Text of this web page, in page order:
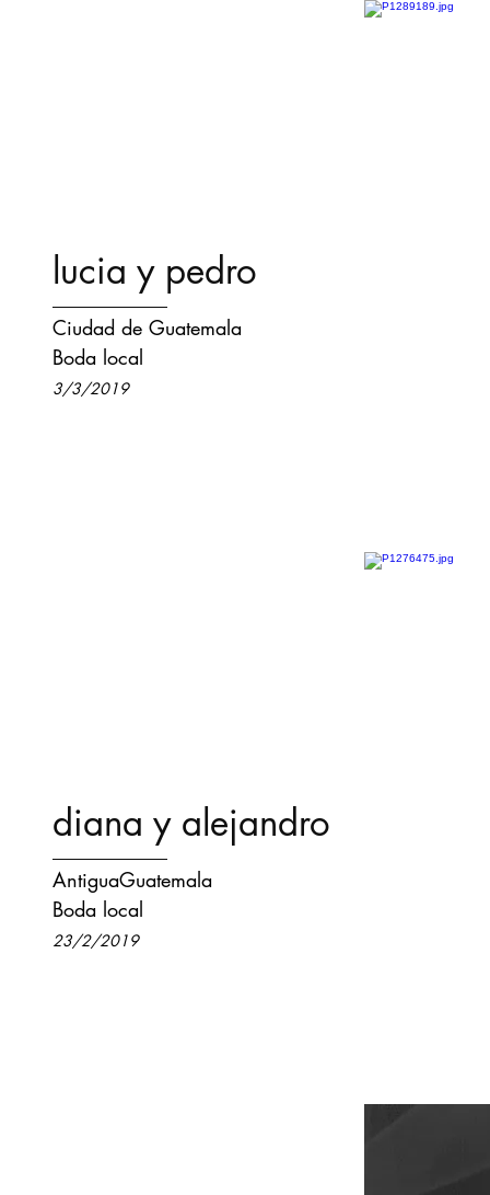
lucia y pedro
Ciudad de Guatemala
Boda local
3/3/2019
diana y alejandro
AntiguaGuatemala
Boda local
23/2/2019